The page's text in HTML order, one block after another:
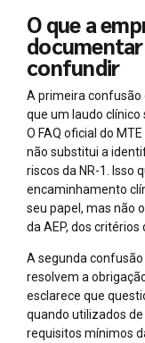
O que a
confundir
A primeira confusão
que um laudo clínico
O FAQ oficial do
não substitui a
riscos da NR-1. Isso
encaminhamento
seu papel, mas não
da AEP, dos critérios
A segunda
resolvem a
esclarece que
quando utilizados
requisitos mínimos